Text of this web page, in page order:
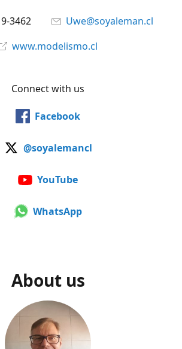
3462
Uwe@soyaleman.cl
www.modelismo.cl
Connect with us
Facebook
@soyalemancl
YouTube
WhatsApp
About us